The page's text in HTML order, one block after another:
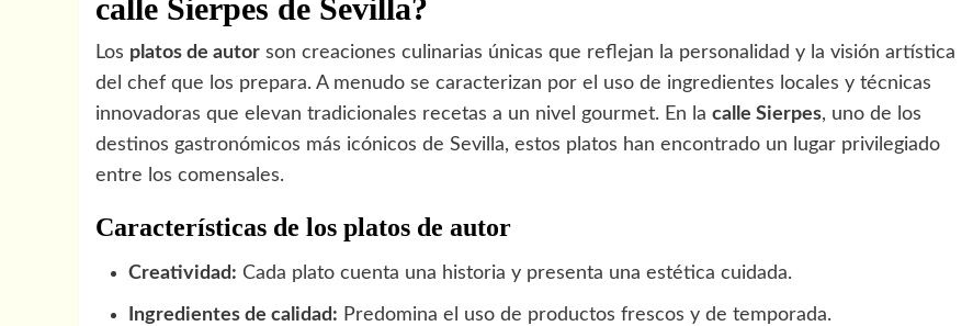
calle Sierpes de Sevilla?
Los platos de autor son creaciones culinarias únicas que reflejan la personalidad y la visión artística
del chef que los prepara. A menudo se caracterizan por el uso de ingredientes locales y técnicas
innovadoras que elevan tradicionales recetas a un nivel gourmet. En la calle Sierpes, uno de los
destinos gastronómicos más icónicos de Sevilla, estos platos han encontrado un lugar privilegiado
entre los comensales.
Características de los platos de autor
Creatividad: Cada plato cuenta una historia y presenta una estética cuidada.
Ingredientes de calidad: Predomina el uso de productos frescos y de temporada.